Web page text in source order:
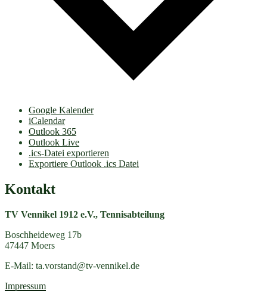
Google Kalender
iCalendar
Outlook 365
Outlook Live
.ics-Datei exportieren
Exportiere Outlook .ics Datei
Kontakt
TV Vennikel 1912 e.V., Tennisabteilung
Boschheideweg 17b
47447 Moers
E-Mail: ta.vorstand@tv-vennikel.de
Impressum